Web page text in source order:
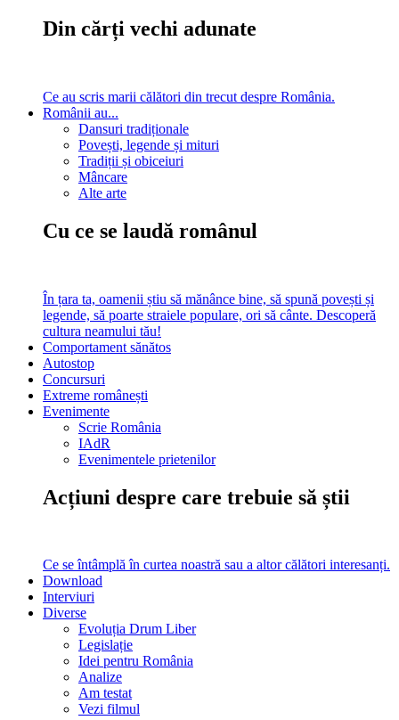
Din cărți vechi adunate
Ce au scris marii călători din trecut despre România.
Românii au...
Dansuri tradiționale
Povești, legende și mituri
Tradiții și obiceiuri
Mâncare
Alte arte
Cu ce se laudă românul
În țara ta, oamenii știu să mănânce bine, să spună povești și
legende, să poarte straiele populare, ori să cânte. Descoperă
cultura neamului tău!
Comportament sănătos
Autostop
Concursuri
Extreme românești
Evenimente
Scrie România
IAdR
Evenimentele prietenilor
Acțiuni despre care trebuie să știi
Ce se întâmplă în curtea noastră sau a altor călători interesanți.
Download
Interviuri
Diverse
Evoluția Drum Liber
Legislație
Idei pentru România
Analize
Am testat
Vezi filmul